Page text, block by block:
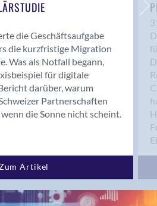
die Geschäftsaufgabe
die kurzfristige Migration
Was als Notfall begann,
für digitale
darüber, warum
Partnerschaften
die Sonne nicht scheint.
Artikel